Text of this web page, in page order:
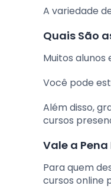
A variedade
Quais São
Muitos
Você pode
Além disso,
cursos
Vale a Pena
Para quem
cursos online